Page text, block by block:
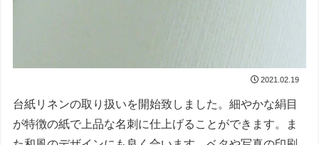
2021.02.19
台紙リネンの取り扱いを開始致しました。細やかな絹目
が特徴の紙で上品な名刺に仕上げることができます。ま